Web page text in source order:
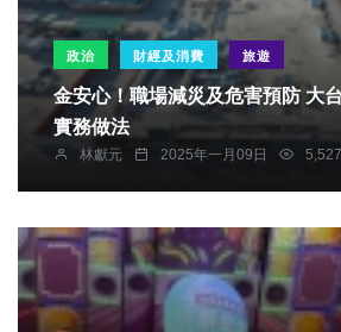
政治 財經及消費 旅遊
金安心！職場減災及危害預防 大台中轉運中心展現
實務做法
林獻元 2025年一月09日